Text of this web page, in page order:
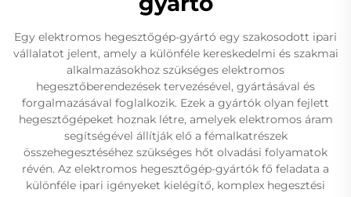
Egy elektromos hegesztőgép-gyártó egy szakosodott ipari
vállalatot jelent, amely a különféle kereskedelmi és szakmai
alkalmazásokhoz szükséges elektromos
hegesztőberendezések tervezésével, gyártásával és
forgalmazásával foglalkozik. Ezek a gyártók olyan fejlett
hegesztőgépeket hoznak létre, amelyek elektromos áram
segítségével állítják elő a fémalkatrészek
összehegesztéséhez szükséges hőt olvadási folyamatok
révén. Az elektromos hegesztőgép-gyártók fő feladata a
különféle ipari igényeket kielégítő, komplex hegesztési